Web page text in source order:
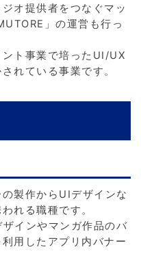
オ提供者をつなぐマッ
」の運営も行っ
ト事業で培ったUI/UX
れている事業です。
製作からUIデザインな
れる職種です。
インやマンガ作品のバ
用したアプリ内バナー